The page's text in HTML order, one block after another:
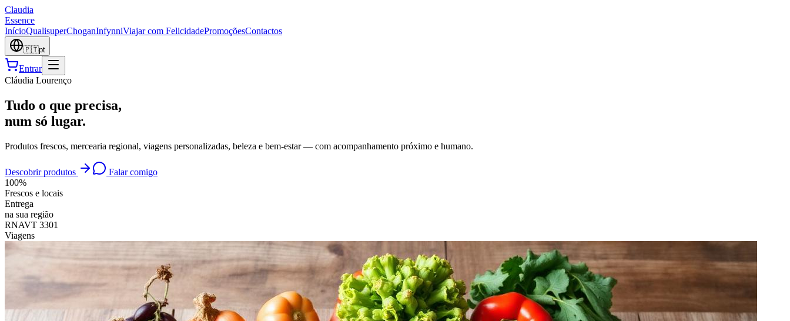
Claudia
Essence
InícioQualisuperChoganInfynniViajar com FelicidadePromoçõesContactos
🇵🇹pt
Entrar
Cláudia Lourenço
Tudo o que precisa,
num só lugar.
Produtos frescos, mercearia regional, viagens personalizadas, beleza e bem-estar — com acompanhamento próximo e humano.
Descobrir produtos
Falar comigo
100%
Frescos e locais
Entrega
na sua região
RNAVT 3301
Viagens